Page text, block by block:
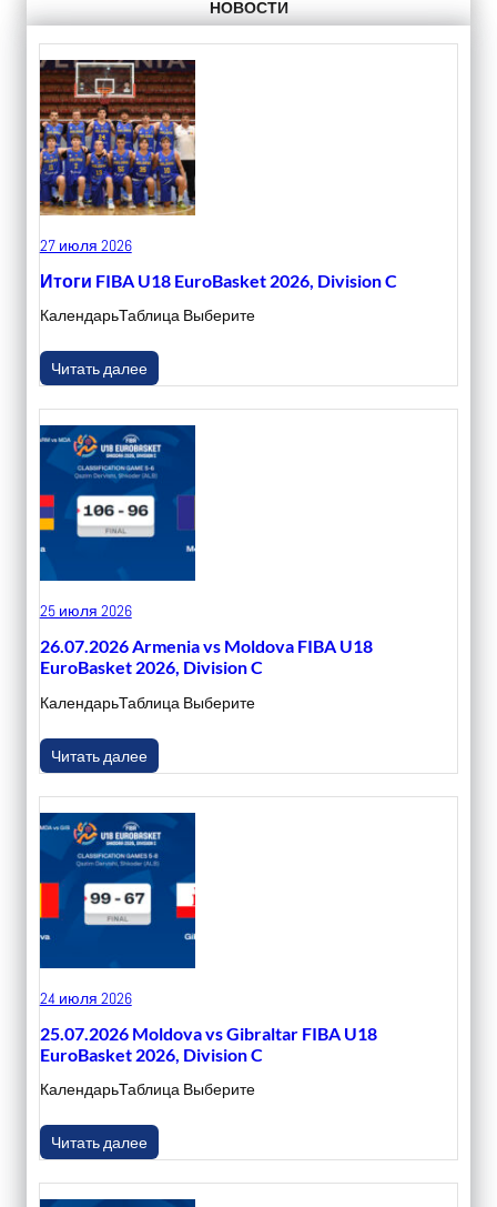
НОВОСТИ
27 июля 2026
Итоги FIBA U18 EuroBasket 2026, Division C
КалендарьТаблица Выберите
Читать далее
25 июля 2026
26.07.2026 Armenia vs Moldova FIBA U18
EuroBasket 2026, Division C
КалендарьТаблица Выберите
Читать далее
24 июля 2026
25.07.2026 Moldova vs Gibraltar FIBA U18
EuroBasket 2026, Division C
КалендарьТаблица Выберите
Читать далее